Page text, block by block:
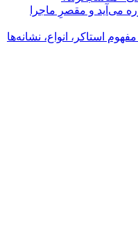
می‌آید و مقصرِ ماجرا
استاکر، انواع، نشانه‌ها